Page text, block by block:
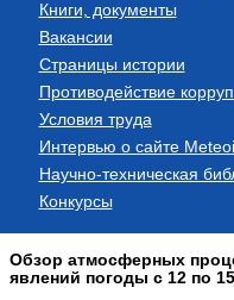
Книги, документы
Вакансии
Страницы истории
Противодействие
Условия труда
Интервью о сайте
Научно-техническая
Конкурсы
Обзор атмосферных
явлений погоды с 12 по